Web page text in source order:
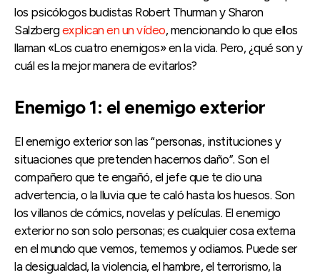
los psicólogos budistas Robert Thurman y Sharon
Salzbergexplican en un vídeo, mencionando lo que ellos
llaman «Los cuatro enemigos» en la vida. Pero, ¿qué son y
cuál es la mejor manera de evitarlos?
Enemigo 1: el enemigo exterior
El enemigo exterior son las “personas, instituciones y
situaciones que pretenden hacernos daño”. Son el
compañero que te engañó, el jefe que te dio una
advertencia, o la lluvia que te caló hasta los huesos. Son
los villanos de cómics, novelas y películas. El enemigo
exterior no son solo personas; es cualquier cosa externa
en el mundo que vemos, tememos y odiamos. Puede ser
la desigualdad, la violencia, el hambre, el terrorismo, la